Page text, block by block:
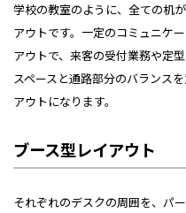
学校の教室のように、全ての机
アウトです。一定のコミュニケ
アウトで、来客の受付業務や定
スペースと通路部分のバランス
アウトになります。
ブース型レイアウト
それぞれのデスクの周囲を、パ